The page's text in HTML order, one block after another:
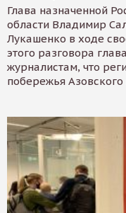
Глава назначенной
области Владимир
Лукашенко в ходе
этого разговора
журналистам, что
побережья